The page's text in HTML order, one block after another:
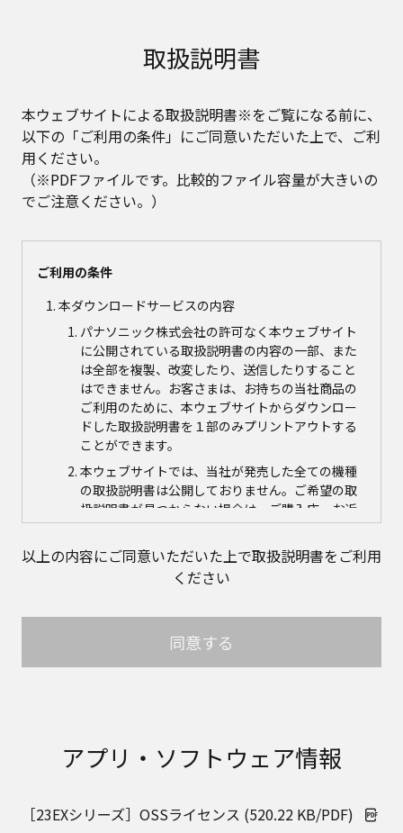
取扱説明書
本ウェブサイトによる取扱説明書※をご覧になる前に、
以下の「ご利用の条件」にご同意いただいた上で、ご利
用ください。
（※PDFファイルです。比較的ファイル容量が大きいの
でご注意ください。）
ご利用の条件
本ダウンロードサービスの内容
パナソニック株式会社の許可なく本ウェブサイト
に公開されている取扱説明書の内容の一部、また
は全部を複製、改変したり、送信したりすること
はできません。お客さまは、お持ちの当社商品の
ご利用のために、本ウェブサイトからダウンロー
ドした取扱説明書を１部のみプリントアウトする
ことができます。
本ウェブサイトでは、当社が発売した全ての機種
の取扱説明書は公開しておりません。ご希望の取
扱説明書が見つからない場合は、ご購入店、お近
くの当社商品の取扱店、または当社サービス会社
に直接お問い合わせの上、ご購入いただきますよ
うお願いいたします。ただし、商品自体の生産中
止などの理由により、当該商品につき取扱説明書
めご了承ください。
本ウェブサイトに公開されている取扱説明書の対
象商品が生産中止などの理由でご購入できない場
のお取り扱いについて。パナソニック株式会社お
ために利用し、その記録を残すことがあります。
以上の内容にご同意いただいた上で取扱説明書をご利用
ください
同意する
アプリ・ソフトウェア情報
［23EXシリーズ］OSSライセンス (520.22 KB/PDF)